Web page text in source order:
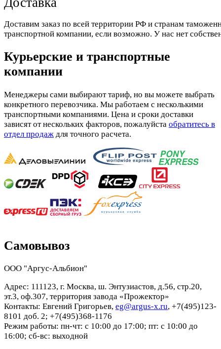
Доставим заказ по всей территории РФ и странам
транспортной компании, если возможно. У нас нет
Курьерские и транспортные
компании
Менеджеры сами выбирают тариф, но вы можете выбрать
конкретного перевозчика. Мы работаем с несколькими
транспортными компаниями. Цена и сроки доставки
зависят от нескольких факторов, пожалуйста обратитесь в
отдел продаж для точного расчета.
Самовывоз
ООО "Аргус-Альбион"
Адрес: 111123, г. Москва, ш. Энтузиастов, д.56, стр.20,
эт.3, оф.307, территория завода «Прожектор»
Контакты: Евгений Григорьев, eg@argus-x.ru, +7(495)123-
8101 доб. 2; +7(495)368-1176
Режим работы: пн-чт: с 10:00 до 17:00; пт: с 10:00 до
16:00; сб-вс: выходной